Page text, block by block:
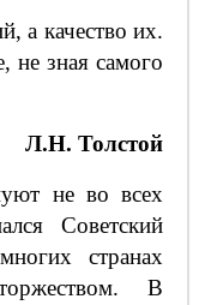
а качество их.
не зная самого
Л.Н. Толстой
не во всех
Советский
странах
В